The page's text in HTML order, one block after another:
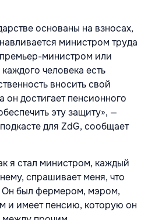
основаны на взносах,
министром труда
министром или
человека есть
вносить свой
он достигает пенсионного
эту защиту», —
для ZdG, сообщает
я стал министром, каждый
спрашивает меня, что
Он был фермером, мэром,
и имеет пенсию, которую он